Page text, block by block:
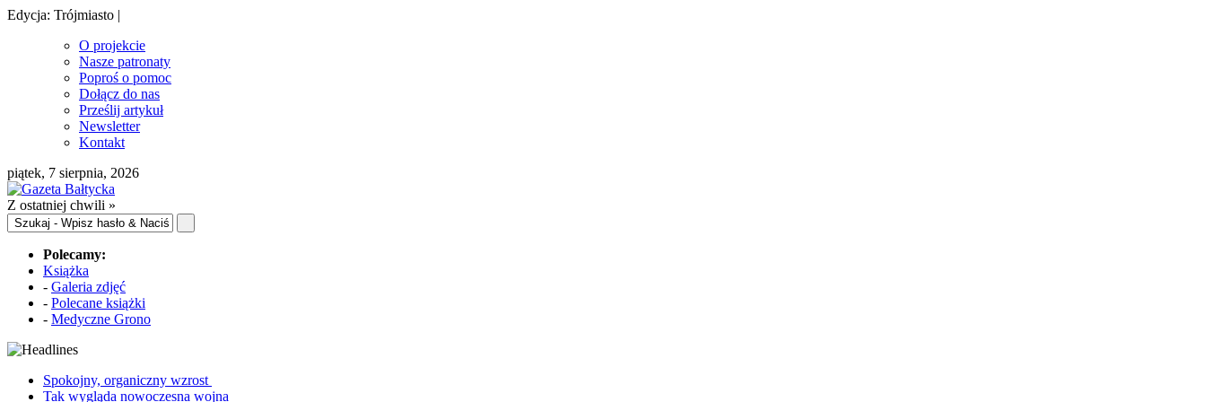
Edycja: Trójmiasto |
O projekcie
Nasze patronaty
Poproś o pomoc
Dołącz do nas
Prześlij artykuł
Newsletter
Kontakt
piątek, 7 sierpnia, 2026
Z ostatniej chwili »
Polecamy:
Książka
- Galeria zdjęć
- Polecane książki
- Medyczne Grono
Spokojny, organiczny wzrost
Tak wygląda nowoczesna wojna